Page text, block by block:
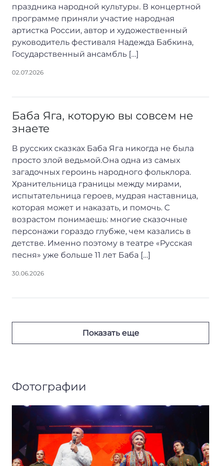
праздника народной культуры. В концертной
программе приняли участие народная
артистка России, автор и художественный
руководитель фестиваля Надежда Бабкина,
Государственный ансамбль […]
02.07.2026
Баба Яга, которую вы совсем не
знаете
В русских сказках Баба Яга никогда не была
просто злой ведьмой.Она одна из самых
загадочных героинь народного фольклора.
Хранительница границы между мирами,
испытательница героев, мудрая наставница,
которая может и наказать, и помочь. С
возрастом понимаешь: многие сказочные
персонажи гораздо глубже, чем казались в
детстве. Именно поэтому в театре «Русская
песня» уже больше 11 лет Баба […]
30.06.2026
Показать еще
Фотографии